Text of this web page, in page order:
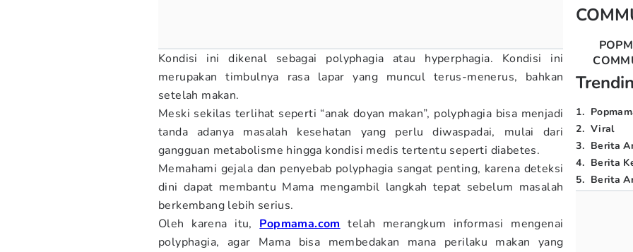
Kondisi ini dikenal sebagai polyphagia atau hyperphagia. Kondisi ini
merupakan timbulnya rasa lapar yang muncul terus-menerus, bahkan
setelah makan.
Meski sekilas terlihat seperti “anak doyan makan”, polyphagia bisa menjadi
tanda adanya masalah kesehatan yang perlu diwaspadai, mulai dari
gangguan metabolisme hingga kondisi medis tertentu seperti diabetes.
Memahami gejala dan penyebab polyphagia sangat penting, karena deteksi
dini dapat membantu Mama mengambil langkah tepat sebelum masalah
berkembang lebih serius.
Oleh karena itu, Popmama.com telah merangkum informasi mengenai
polyphagia, agar Mama bisa membedakan mana perilaku makan yang
1.
2. Viral
3. Berita
4. Berita
5. Berita